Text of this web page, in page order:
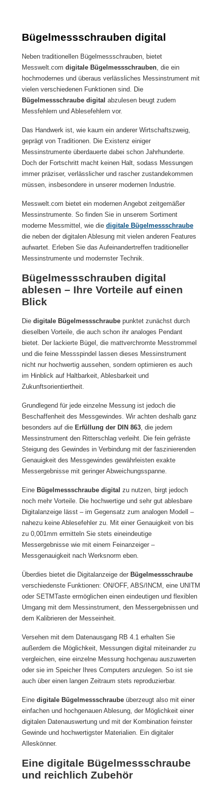
Bügelmessschrauben digital
Neben traditionellen Bügelmessschrauben, bietet
Messwelt.com digitale Bügelmessschrauben, die ein
hochmodernes und überaus verlässliches Messinstrument mit
vielen verschiedenen Funktionen sind. Die
Bügelmessschraube digital abzulesen beugt zudem
Messfehlern und Ablesefehlern vor.
Das Handwerk ist, wie kaum ein anderer Wirtschaftszweig,
geprägt von Traditionen. Die Existenz einiger
Messinstrumente überdauerte dabei schon Jahrhunderte.
Doch der Fortschritt macht keinen Halt, sodass Messungen
immer präziser, verlässlicher und rascher zustandekommen
müssen, insbesondere in unserer modernen Industrie.
Messwelt.com bietet ein modernen Angebot zeitgemäßer
Messinstrumente. So finden Sie in unserem Sortiment
moderne Messmittel, wie die digitale Bügelmessschraube
die neben der digitalen Ablesung mit vielen anderen Features
aufwartet. Erleben Sie das Aufeinandertreffen traditioneller
Messinstrumente und modernster Technik.
Bügelmessschrauben digital
ablesen – Ihre Vorteile auf einen
Blick
Die digitale Bügelmessschraube punktet zunächst durch
dieselben Vorteile, die auch schon ihr analoges Pendant
bietet. Der lackierte Bügel, die mattverchromte Messtrommel
und die feine Messspindel lassen dieses Messinstrument
nicht nur hochwertig aussehen, sondern optimieren es auch
im Hinblick auf Haltbarkeit, Ablesbarkeit und
Zukunftsorientiertheit.
Grundlegend für jede einzelne Messung ist jedoch die
Beschaffenheit des Messgewindes. Wir achten deshalb ganz
besonders auf die Erfüllung der DIN 863, die jedem
Messinstrument den Ritterschlag verleiht. Die fein gefräste
Steigung des Gewindes in Verbindung mit der faszinierenden
Genauigkeit des Messgewindes gewährleisten exakte
Messergebnisse mit geringer Abweichungsspanne.
Eine Bügelmessschraube digital zu nutzen, birgt jedoch
noch mehr Vorteile. Die hochwertige und sehr gut ablesbare
Digitalanzeige lässt – im Gegensatz zum analogen Modell –
nahezu keine Ablesefehler zu. Mit einer Genauigkeit von bis
zu 0,001mm ermitteln Sie stets eineindeutige
Messergebnisse wie mit einem Feinanzeiger –
Messgenauigkeit nach Werksnorm eben.
Überdies bietet die Digitalanzeige der Bügelmessschraube
verschiedenste Funktionen: ON/OFF, ABS/INCM, eine UNITM
oder SETMTaste ermöglichen einen eindeutigen und flexiblen
Umgang mit dem Messinstrument, den Messergebnissen und
dem Kalibrieren der Messeinheit.
Versehen mit dem Datenausgang RB 4.1 erhalten Sie
außerdem die Möglichkeit, Messungen digital miteinander zu
vergleichen, eine einzelne Messung hochgenau auszuwerten
oder sie im Speicher Ihres Computers anzulegen. So ist sie
auch über einen langen Zeitraum stets reproduzierbar.
Eine digitale Bügelmessschraube überzeugt also mit einer
einfachen und hochgenauen Ablesung, der Möglichkeit einer
digitalen Datenauswertung und mit der Kombination feinster
Gewinde und hochwertigster Materialien. Ein digitaler
Alleskönner.
Eine digitale Bügelmessschraube
und reichlich Zubehör